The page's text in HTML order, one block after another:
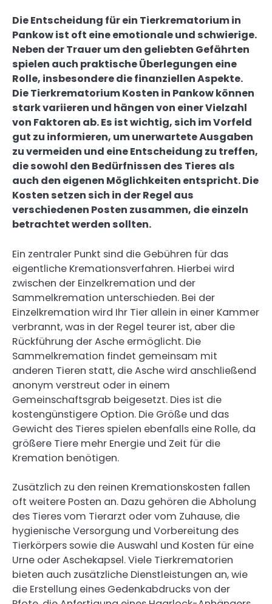
Die Entscheidung für ein Tierkrematorium in
Pankow ist oft eine emotionale und schwierige.
Neben der Trauer um den geliebten Gefährten
spielen auch praktische Überlegungen eine
Rolle, insbesondere die finanziellen Aspekte.
Die Tierkrematorium Kosten in Pankow können
stark variieren und hängen von einer Vielzahl
von Faktoren ab. Es ist wichtig, sich im Vorfeld
gut zu informieren, um unerwartete Ausgaben
zu vermeiden und eine Entscheidung zu treffen,
die sowohl den Bedürfnissen des Tieres als
auch den eigenen Möglichkeiten entspricht. Die
Kosten setzen sich in der Regel aus
verschiedenen Posten zusammen, die einzeln
betrachtet werden sollten.
Ein zentraler Punkt sind die Gebühren für das
eigentliche Kremationsverfahren. Hierbei wird
zwischen der Einzelkremation und der
Sammelkremation unterschieden. Bei der
Einzelkremation wird Ihr Tier allein in einer Kammer
verbrannt, was in der Regel teurer ist, aber die
Rückführung der Asche ermöglicht. Die
Sammelkremation findet gemeinsam mit
anderen Tieren statt, die Asche wird anschließend
anonym verstreut oder in einem
Gemeinschaftsgrab beigesetzt. Dies ist die
kostengünstigere Option. Die Größe und das
Gewicht des Tieres spielen ebenfalls eine Rolle, da
größere Tiere mehr Energie und Zeit für die
Kremation benötigen.
Zusätzlich zu den reinen Kremationskosten fallen
oft weitere Posten an. Dazu gehören die Abholung
des Tieres vom Tierarzt oder vom Zuhause, die
hygienische Versorgung und Vorbereitung des
Tierkörpers sowie die Auswahl und Kosten für eine
Urne oder Aschekapsel. Viele Tierkrematorien
bieten auch zusätzliche Dienstleistungen an, wie
die Erstellung eines Gedenkabdrucks von der